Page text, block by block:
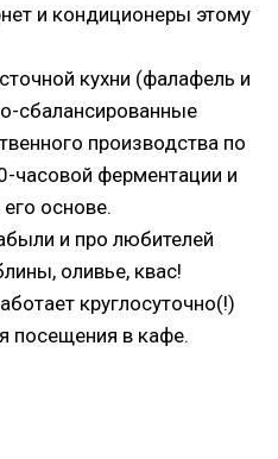
и кондиционеры этому
кухни (фалафель и
сбалансированные
производства по
часовой ферментации и
основе.
и про любителей
оливье, квас!
круглосуточно(!)
посещения в кафе.